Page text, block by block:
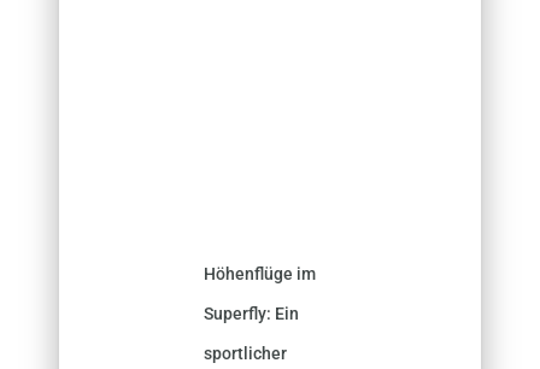
Höhenflüge im
Superfly: Ein
sportlicher